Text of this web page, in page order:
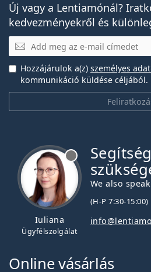
Új vagy a Lentiamónál?
kedvezményekről és
E-mail
Hozzájárulok a(z) személyes
kommunikáció küldése céljából.
Iuliana
Ügyfélszolgálat
We also
(H-P 7:30-15:00)
Online vásárlás